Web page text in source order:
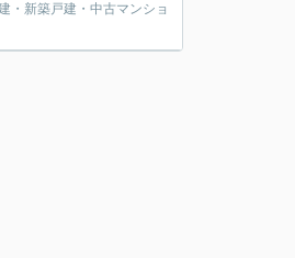
・新築戸建・中古マンショ